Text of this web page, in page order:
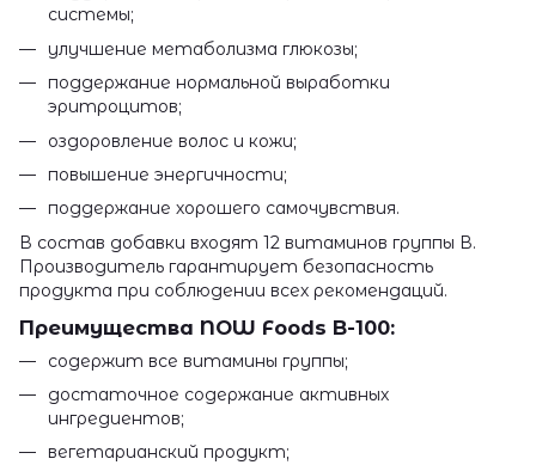
системы;
улучшение метаболизма глюкозы;
поддержание нормальной выработки
эритроцитов;
оздоровление волос и кожи;
повышение энергичности;
поддержание хорошего самочувствия.
В состав добавки входят 12 витаминов группы В.
Производитель гарантирует безопасность
продукта при соблюдении всех рекомендаций.
Преимущества NOW Foods B-100:
содержит все витамины группы;
достаточное содержание активных
ингредиентов;
вегетарианский продукт;